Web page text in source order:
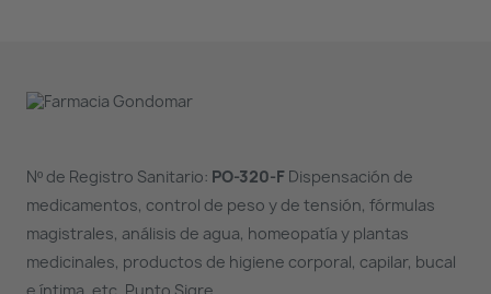
Nº de Registro Sanitario: PO-320-FDispensación de
medicamentos, control de peso y de tensión, fórmulas
magistrales, análisis de agua, homeopatía y plantas
medicinales, productos de higiene corporal, capilar, bucal